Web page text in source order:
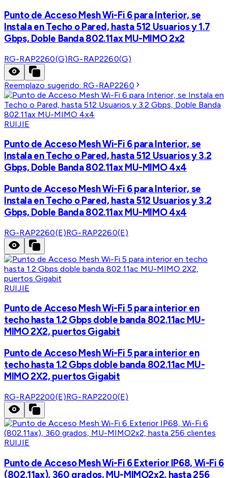
Punto de Acceso Mesh Wi-Fi 6 para Interior, se
Instala en Techo o Pared, hasta 512 Usuarios y 1.7
Gbps, Doble Banda 802.11ax MU-MIMO 2x2
RG-RAP2260(G)RG-RAP2260(G)
Reemplazo sugerido: RG-RAP2260
RUIJIE
Punto de Acceso Mesh Wi-Fi 6 para Interior, se
Instala en Techo o Pared, hasta 512 Usuarios y 3.2
Gbps, Doble Banda 802.11ax MU-MIMO 4x4
Punto de Acceso Mesh Wi-Fi 6 para Interior, se
Instala en Techo o Pared, hasta 512 Usuarios y 3.2
Gbps, Doble Banda 802.11ax MU-MIMO 4x4
RG-RAP2260(E)RG-RAP2260(E)
RUIJIE
Punto de Acceso Mesh Wi-Fi 5 para interior en
techo hasta 1.2 Gbps doble banda 802.11ac MU-
MIMO 2X2, puertos Gigabit
Punto de Acceso Mesh Wi-Fi 5 para interior en
techo hasta 1.2 Gbps doble banda 802.11ac MU-
MIMO 2X2, puertos Gigabit
RG-RAP2200(E)RG-RAP2200(E)
RUIJIE
Punto de Acceso Mesh Wi-Fi 6 Exterior IP68, Wi-Fi 6
(802.11ax), 360 grados, MU-MIMO2x2, hasta 256